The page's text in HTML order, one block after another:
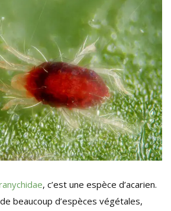
, c’est une espèce d’acarien.
beaucoup d’espèces végétales,